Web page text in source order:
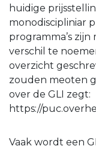
huidige
monodiscipliniar
programma’s
verschil te
overzicht
zouden meoten
over de GLI zegt:
https://
Vaak wordt een